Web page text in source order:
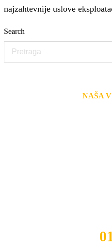
najzahtevnije uslove
Search
NAŠA